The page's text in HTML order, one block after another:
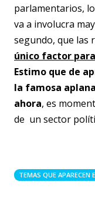
parlamentarios,
va a involucra
segundo, que las
único factor
Estimo que de
la famosa
ahora, es
de un sector
TEMAS QUE APARECEN